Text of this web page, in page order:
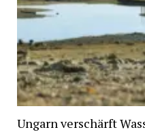
Ungarn verschärft